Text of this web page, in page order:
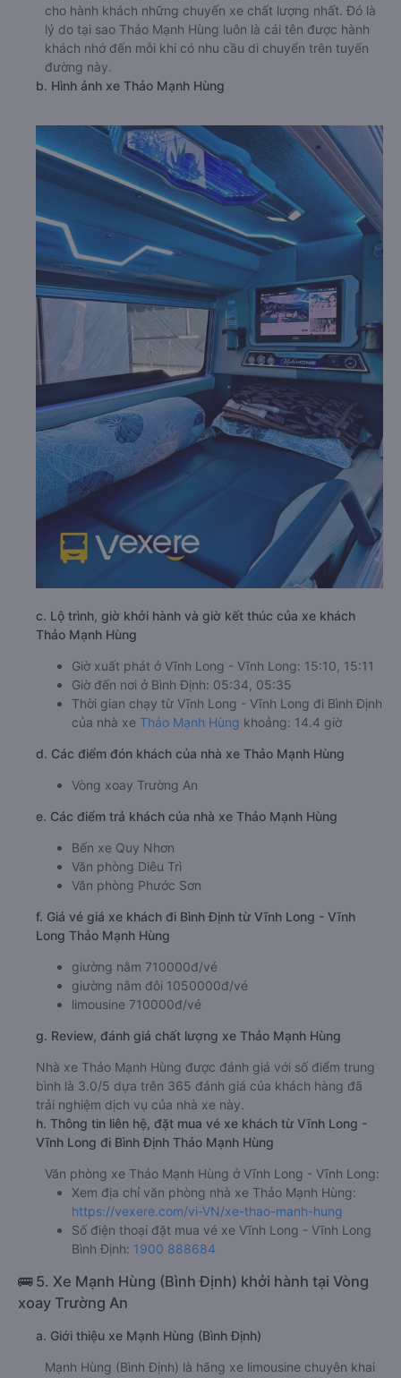
cho hành khách những chuyến xe chất lượng nhất. Đó là
lý do tại sao Thảo Mạnh Hùng luôn là cái tên được hành
khách nhớ đến mỗi khi có nhu cầu di chuyển trên tuyến
đường này.
b. Hình ảnh xe Thảo Mạnh Hùng
c. Lộ trình, giờ khởi hành và giờ kết thúc của xe khách
Thảo Mạnh Hùng
Giờ xuất phát ở Vĩnh Long - Vĩnh Long: 15:10, 15:11
Giờ đến nơi ở Bình Định: 05:34, 05:35
Thời gian chạy từ Vĩnh Long - Vĩnh Long đi Bình Định
của nhà xe Thảo Mạnh Hùng khoảng: 14.4 giờ
d. Các điểm đón khách của nhà xe Thảo Mạnh Hùng
Vòng xoay Trường An
e. Các điểm trả khách của nhà xe Thảo Mạnh Hùng
Bến xe Quy Nhơn
Văn phòng Diêu Trì
Văn phòng Phước Sơn
f. Giá vé giá xe khách đi Bình Định từ Vĩnh Long - Vĩnh
Long Thảo Mạnh Hùng
giường nằm 710000đ/vé
giường nằm đôi 1050000đ/vé
limousine 710000đ/vé
g. Review, đánh giá chất lượng xe Thảo Mạnh Hùng
Nhà xe Thảo Mạnh Hùng được đánh giá với số điểm trung
bình là 3.0/5 dựa trên 365 đánh giá của khách hàng đã
trải nghiệm dịch vụ của nhà xe này.
h. Thông tin liên hệ, đặt mua vé xe khách từ Vĩnh Long -
Vĩnh Long đi Bình Định Thảo Mạnh Hùng
Văn phòng xe Thảo Mạnh Hùng ở Vĩnh Long - Vĩnh Long:
Xem địa chỉ văn phòng nhà xe Thảo Mạnh Hùng:
https://vexere.com/vi-VN/xe-thao-manh-hung
Số điện thoại đặt mua vé xe Vĩnh Long - Vĩnh Long
Bình Định: 1900 888684
🚌 5. Xe Mạnh Hùng (Bình Định) khởi hành tại Vòng
xoay Trường An
a. Giới thiệu xe Mạnh Hùng (Bình Định)
Mạnh Hùng (Bình Định) là hãng xe limousine chuyên khai